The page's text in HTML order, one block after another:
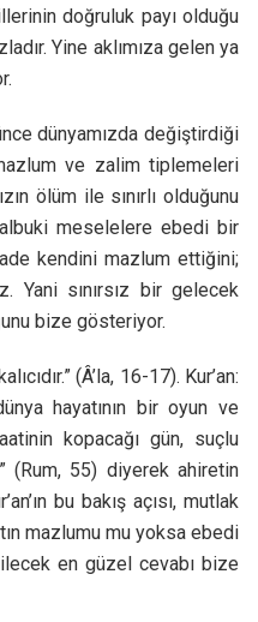
doğruluk payı olduğu
Yine aklımıza gelen ya
dünyamızda değiştirdiği
ve zalim tiplemeleri
ölüm ile sınırlı olduğunu
meselelere ebedi bir
kendini mazlum ettiğini;
Yani sınırsız bir gelecek
bize gösteriyor.
(Â’la, 16-17). Kur’an:
hayatının bir oyun ve
kopacağı gün, suçlu
(Rum, 55) diyerek ahiretin
bu bakış açısı, mutlak
mazlumu mu yoksa ebedi
en güzel cevabı bize